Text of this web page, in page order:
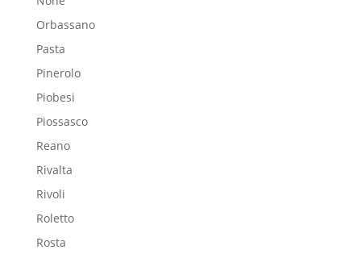
Orbassano
Pasta
Pinerolo
Piobesi
Piossasco
Reano
Rivalta
Rivoli
Roletto
Rosta